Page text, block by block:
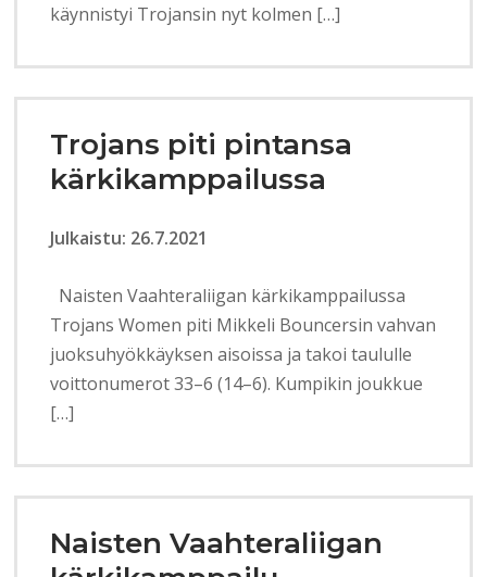
käynnistyi Trojansin nyt kolmen […]
Trojans piti pintansa
kärkikamppailussa
Julkaistu: 26.7.2021
Naisten Vaahteraliigan kärkikamppailussa
Trojans Women piti Mikkeli Bouncersin vahvan
juoksuhyökkäyksen aisoissa ja takoi taululle
voittonumerot 33–6 (14–6). Kumpikin joukkue
[…]
Naisten Vaahteraliigan